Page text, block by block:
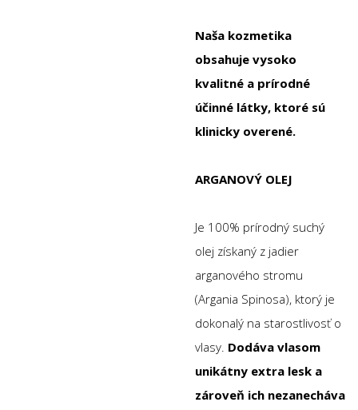
Naša kozmetika
obsahuje vysoko
kvalitné a prírodné
účinné látky, ktoré sú
klinicky overené.
ARGANOVÝ OLEJ
Je 100% prírodný suchý
olej získaný z jadier
arganového stromu
(Argania Spinosa), ktorý je
dokonalý na starostlivosť o
vlasy. Dodáva vlasom
unikátny extra lesk a
zároveň ich nezanecháva